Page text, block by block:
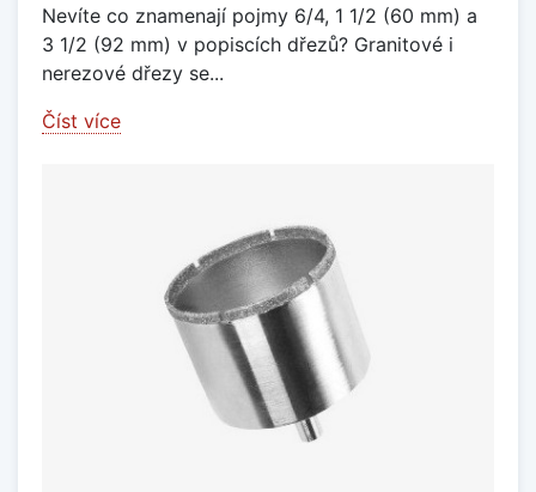
Nevíte co znamenají pojmy 6/4, 1 1/2 (60 mm) a
3 1/2 (92 mm) v popiscích dřezů? Granitové i
nerezové dřezy se...
Číst více